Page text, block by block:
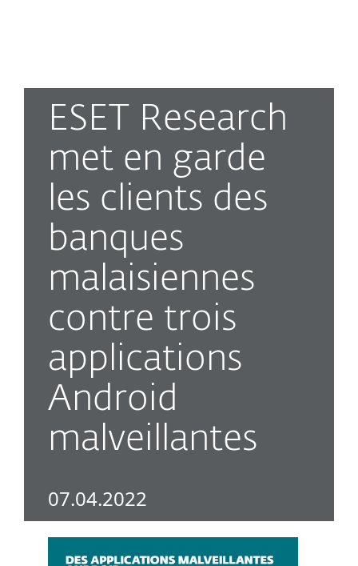
ESET Research
met en garde
les clients des
banques
malaisiennes
contre trois
applications
Android
malveillantes
07.04.2022